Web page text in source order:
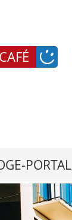
PORTAL